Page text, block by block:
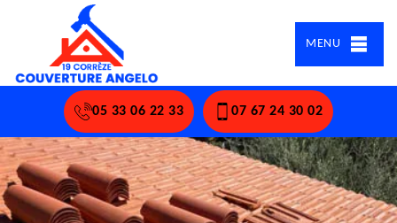
MENU
05 33 06 22 33 07 67 24 30 02